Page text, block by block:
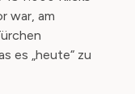
war, am
es „heute“ zu